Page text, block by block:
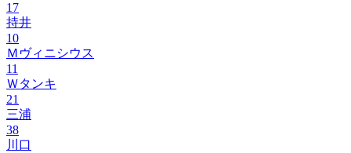
17
持井
10
Ｍヴィニシウス
11
Ｗタンキ
21
三浦
38
川口